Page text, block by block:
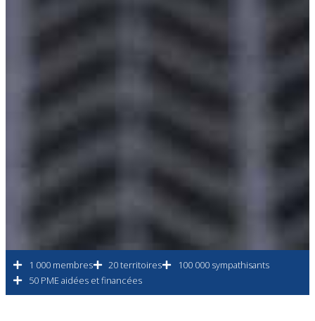
1 000 membres 20 territoires
100 000 sympathisants
50 PME aidées et financées